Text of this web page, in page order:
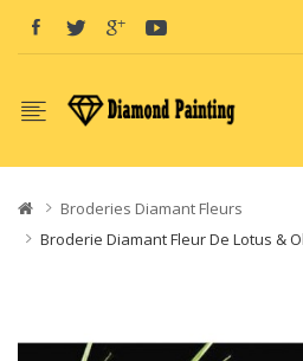
sites: Vape E-LiquidVapor Starter Kits
Broderies Diamant Fleurs
Broderie Diamant Fleur De Lotus &